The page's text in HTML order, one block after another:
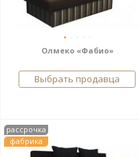
Олмеко «Фабио»
Выбрать продавца
рассрочка
фабрика